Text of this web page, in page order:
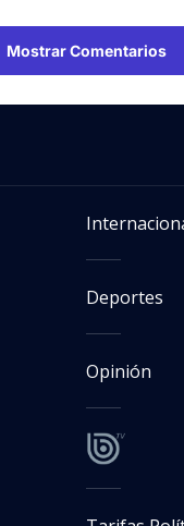
Mostrar Comentarios
Deportes
Opinión